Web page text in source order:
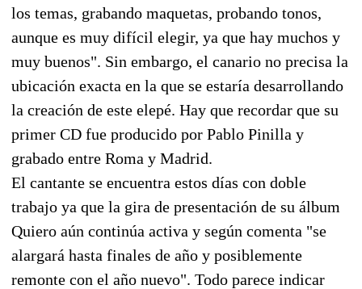
los temas, grabando maquetas, probando tonos,
aunque es muy difícil elegir, ya que hay muchos y
muy buenos". Sin embargo, el canario no precisa la
ubicación exacta en la que se estaría desarrollando
la creación de este elepé. Hay que recordar que su
primer CD fue producido por Pablo Pinilla y
grabado entre Roma y Madrid.
El cantante se encuentra estos días con doble
trabajo ya que la gira de presentación de su álbum
Quiero aún continúa activa y según comenta "se
alargará hasta finales de año y posiblemente
remonte con el año nuevo". Todo parece indicar